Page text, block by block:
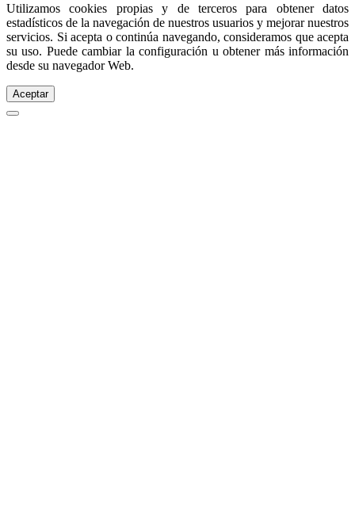
Utilizamos cookies propias y de terceros para obtener datos
estadísticos de la navegación de nuestros usuarios y mejorar nuestros
servicios. Si acepta o continúa navegando, consideramos que acepta
su uso. Puede cambiar la configuración u obtener más información
desde su navegador Web.
Aceptar